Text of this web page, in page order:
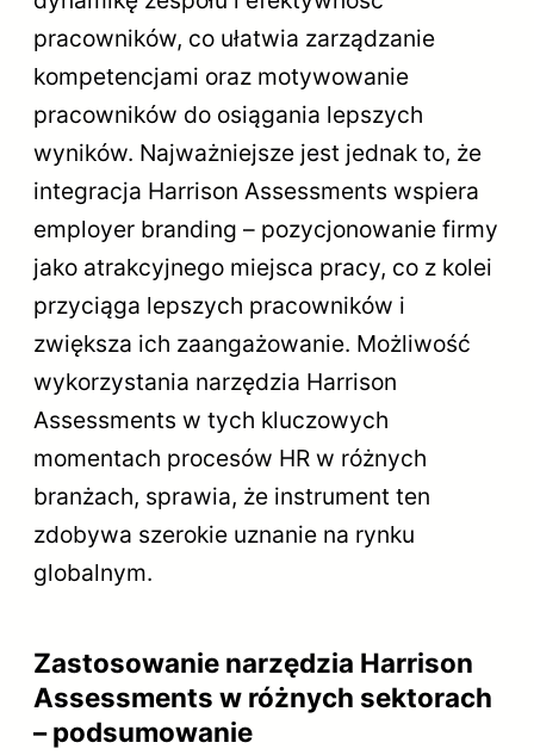
pracowników, co ułatwia zarządzanie
kompetencjami oraz motywowanie
pracowników do osiągania lepszych
wyników. Najważniejsze jest jednak to, że
integracja Harrison Assessments wspiera
employer branding – pozycjonowanie firmy
jako atrakcyjnego miejsca pracy, co z kolei
przyciąga lepszych pracowników i
zwiększa ich zaangażowanie. Możliwość
wykorzystania narzędzia Harrison
Assessments w tych kluczowych
momentach procesów HR w różnych
branżach, sprawia, że instrument ten
zdobywa szerokie uznanie na rynku
globalnym.
Zastosowanie narzędzia Harrison
Assessments w różnych sektorach
– podsumowanie